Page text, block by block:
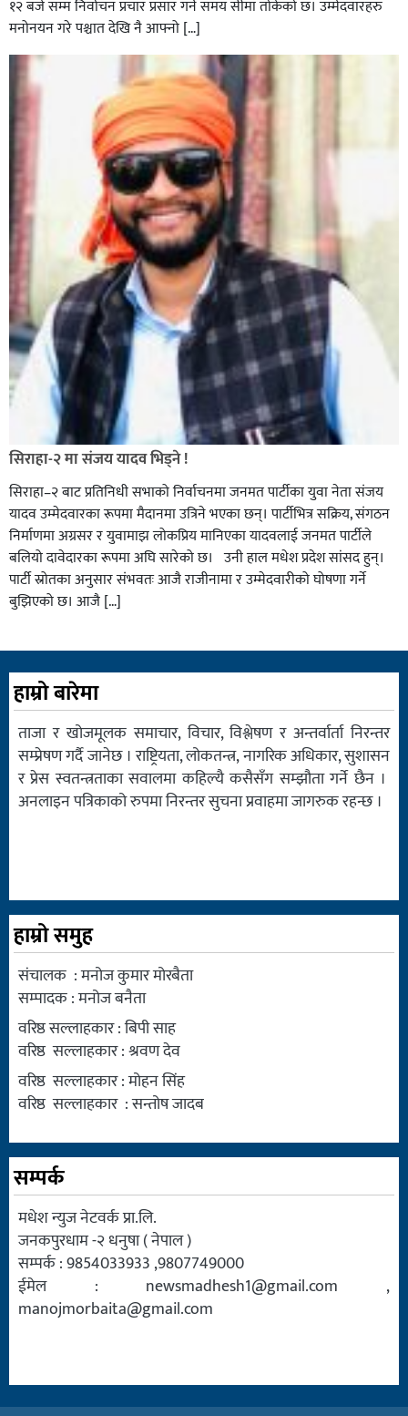
१२ बजे सम्म निर्वाचन प्रचार प्रसार गर्ने समय सीमा तोकेको छ। उम्मेदवारहरु
मनोनयन गरे पश्चात देखि नै आफ्नो […]
सिराहा-२ मा संजय यादव भिड्ने !
सिराहा–२ बाट प्रतिनिधी सभाको निर्वाचनमा जनमत पार्टीका युवा नेता संजय
यादव उम्मेदवारका रूपमा मैदानमा उत्रिने भएका छन्। पार्टीभित्र सक्रिय, संगठन
निर्माणमा अग्रसर र युवामाझ लोकप्रिय मानिएका यादवलाई जनमत पार्टीले
बलियो दावेदारका रूपमा अघि सारेको छ। उनी हाल मधेश प्रदेश सांसद हुन्।
पार्टी स्रोतका अनुसार संभवतः आजै राजीनामा र उम्मेदवारीको घोषणा गर्ने
बुझिएको छ। आजै […]
हाम्रो बारेमा
ताजा र खोजमूलक समाचार, विचार, विश्लेषण र अन्तर्वार्ता निरन्तर
सम्प्रेषण गर्दै जानेछ । राष्ट्रियता, लोकतन्त्र, नागरिक अधिकार, सुशासन
र प्रेस स्वतन्त्रताका सवालमा कहिल्यै कसैसँग सम्झौता गर्ने छैन ।
अनलाइन पत्रिकाको रुपमा निरन्तर सुचना प्रवाहमा जागरुक रहन्छ ।
हाम्रो समुह
संचालक : मनोज कुमार मोरबैता
सम्पादक : मनोज बनैता
वरिष्ठ सल्लाहकार : बिपी साह
वरिष्ठ सल्लाहकार : श्रवण देव
वरिष्ठ सल्लाहकार : मोहन सिंह
वरिष्ठ सल्लाहकार : सन्तोष जादब
सम्पर्क
मधेश न्युज नेटवर्क प्रा.लि.
जनकपुरधाम -२ धनुषा ( नेपाल )
सम्पर्क : 9854033933 ,9807749000
ईमेल : newsmadhesh1@gmail.com ,
manojmorbaita@gmail.com